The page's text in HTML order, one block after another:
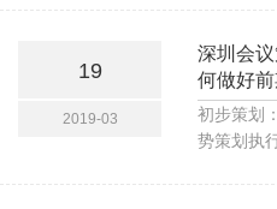
动策划的
19
2019-03
深圳会
何做好
初步策划
势策划执